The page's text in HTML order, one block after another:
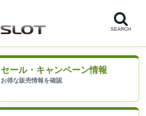
SEARCH
セール・キャンペーン情報